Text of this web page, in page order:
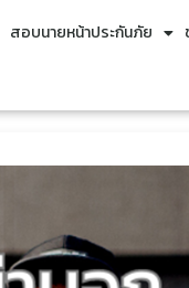
สอบนายหน้าประกันภัย